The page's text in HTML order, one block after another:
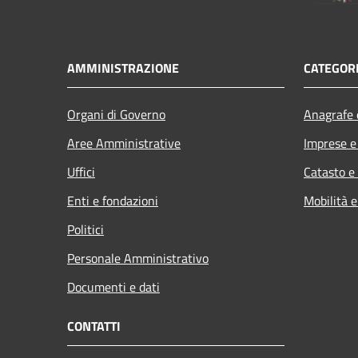
AMMINISTRAZIONE
Organi di Governo
Aree Amministrative
Uffici
Enti e fondazioni
Politici
Personale Amministrativo
Documenti e dati
Imprese
Catasto
Mobilità
CONTATTI